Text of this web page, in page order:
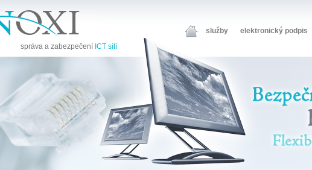
služby elektronický podpis
správa a zabezpečení ICT sítí